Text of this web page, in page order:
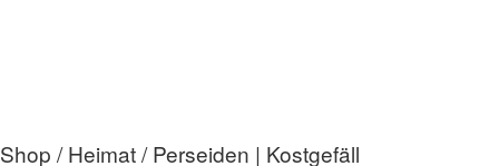
Shop /Heimat/ Perseiden | Kostgefäll